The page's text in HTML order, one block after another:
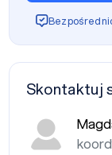
Skontaktuj